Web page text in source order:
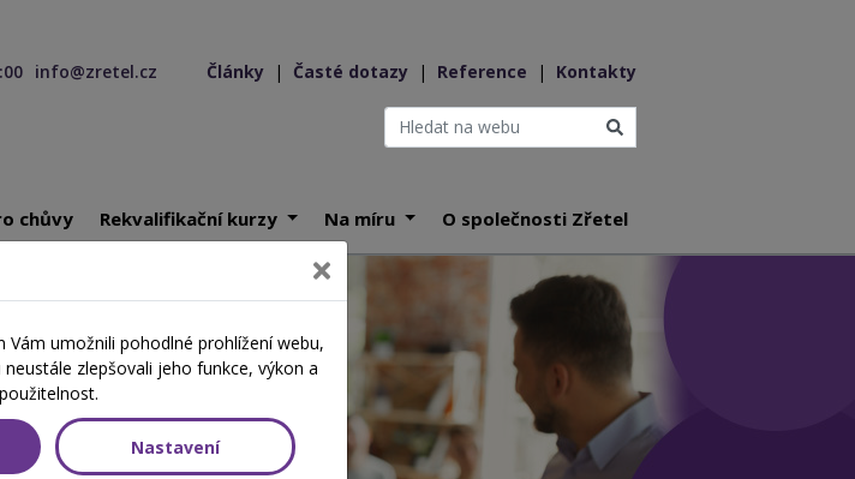
info@zretel.cz Články | Časté dotazy | Reference | Kontakty
chůvy Rekvalifikační kurzy Na míru O společnosti Zřetel
Vám umožnili pohodlné prohlížení webu,
zlepšovali jeho funkce, výkon a
použitelnost.
Nastavení